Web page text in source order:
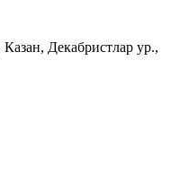
Декабристлар ур.,